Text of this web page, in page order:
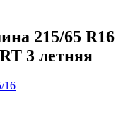
215/65 R16
3 летняя
16